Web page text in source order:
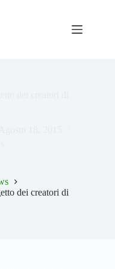
dei creatori di